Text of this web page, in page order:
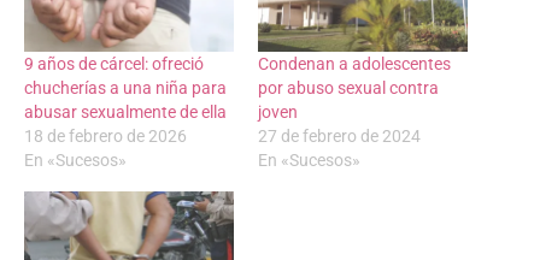
9 años de cárcel: ofreció
chucherías a una niña para
abusar sexualmente de ella
18 de febrero de 2026
En «Sucesos»
Condenan a adolescentes
por abuso sexual contra
joven
27 de febrero de 2024
En «Sucesos»